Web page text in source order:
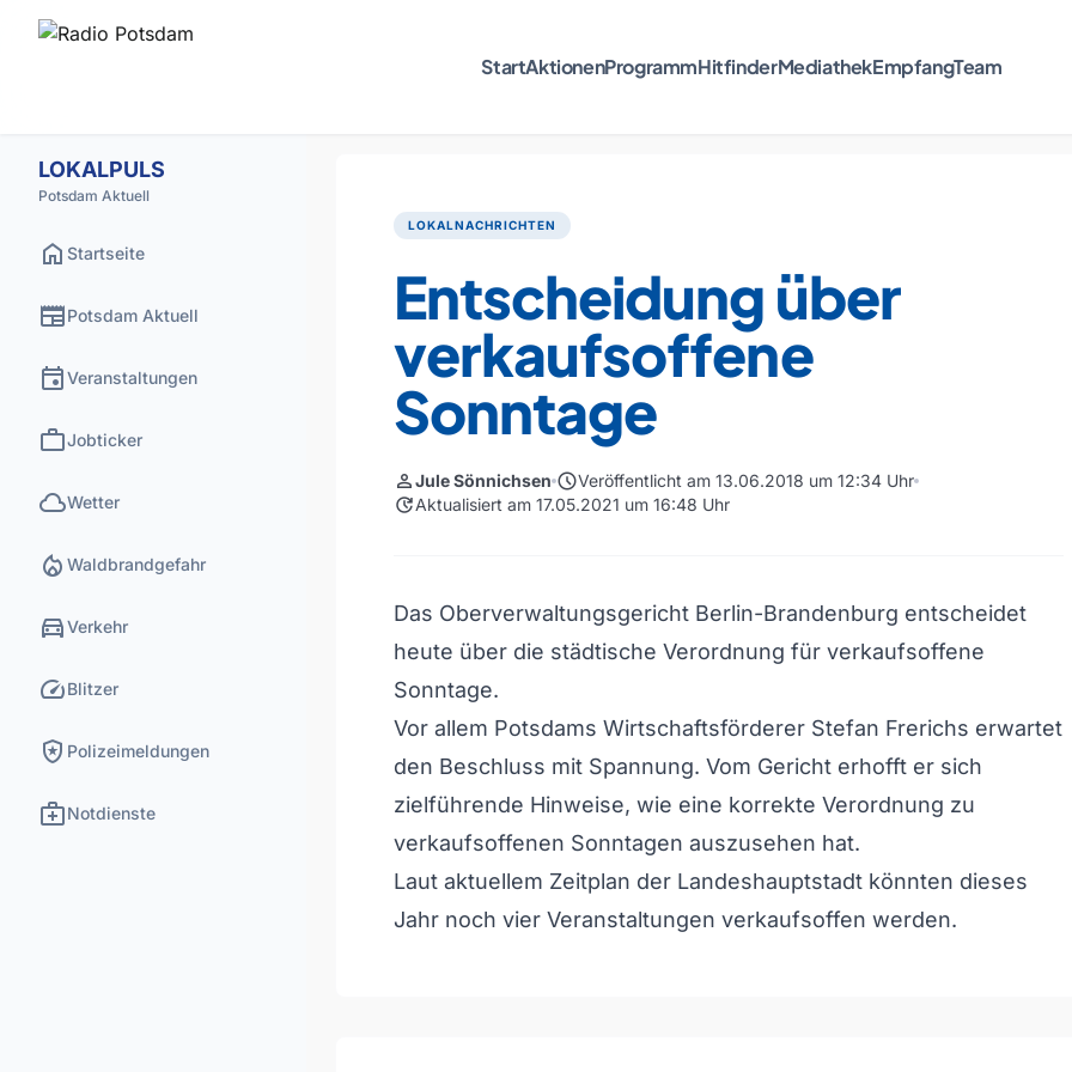
StartAktionenProgrammHitfinderMediathekEmpfangTeam
LOKALPULS
Potsdam Aktuell
home Startseite
newspaperPotsdam Aktuell
eventVeranstaltungen
workJobticker
cloudWetter
local_fire_department Waldbrandgefahr
directions_carVerkehr
speedBlitzer
local_police Polizeimeldungen
medical_servicesNotdienste
LOKALNACHRICHTEN
Entscheidung über
verkaufsoffene
Sonntage
personJule Sönnichsen scheduleVeröffentlicht am 13.06.2018 um 12:34 Uhr
updateAktualisiert am 17.05.2021 um 16:48 Uhr
Das Oberverwaltungsgericht Berlin-Brandenburg entscheidet
heute über die städtische Verordnung für verkaufsoffene
Sonntage.
Vor allem Potsdams Wirtschaftsförderer Stefan Frerichs erwartet
den Beschluss mit Spannung. Vom Gericht erhofft er sich
zielführende Hinweise, wie eine korrekte Verordnung zu
verkaufsoffenen Sonntagen auszusehen hat.
Laut aktuellem Zeitplan der Landeshauptstadt könnten dieses
Jahr noch vier Veranstaltungen verkaufsoffen werden.